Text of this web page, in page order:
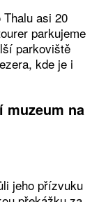
asi 20
parkujeme
parkoviště
kde je i
muzeum na
jeho přízvuku